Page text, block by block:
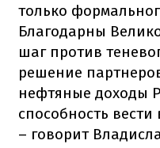
только
Благодарны
шаг против
решение
нефтяные доходы
способность
– говорит